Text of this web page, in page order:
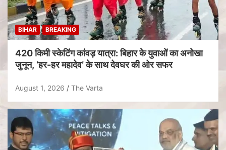
BIHAR BREAKING
420 किमी स्केटिंग कांवड़ यात्रा: बिहार के युवाओं का अनोखा
जुनून, ‘हर-हर महादेव’ के साथ देवघर की ओर सफर
August 1, 2026 The Varta